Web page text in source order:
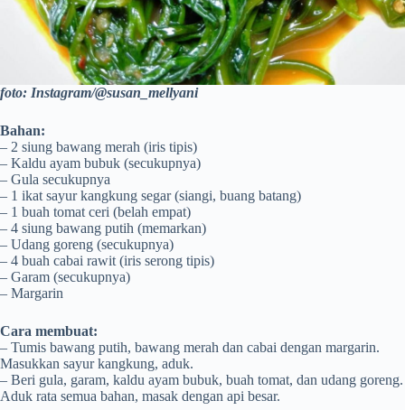
foto: Instagram/@susan_mellyani
Bahan:
– 2 siung bawang merah (iris tipis)
– Kaldu ayam bubuk (secukupnya)
– Gula secukupnya
– 1 ikat sayur kangkung segar (siangi, buang batang)
– 1 buah tomat ceri (belah empat)
– 4 siung bawang putih (memarkan)
– Udang goreng (secukupnya)
– 4 buah cabai rawit (iris serong tipis)
– Garam (secukupnya)
– Margarin
Cara membuat:
– Tumis bawang putih, bawang merah dan cabai dengan margarin.
Masukkan sayur kangkung, aduk.
– Beri gula, garam, kaldu ayam bubuk, buah tomat, dan udang goreng.
Aduk rata semua bahan, masak dengan api besar.